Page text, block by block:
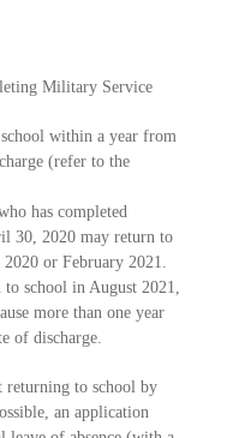
Military Service
within a year from
(refer to the
has completed
30, 2020 may return to
or February 2021.
school in August 2021,
more than one year
of discharge.
returning to school by
an application